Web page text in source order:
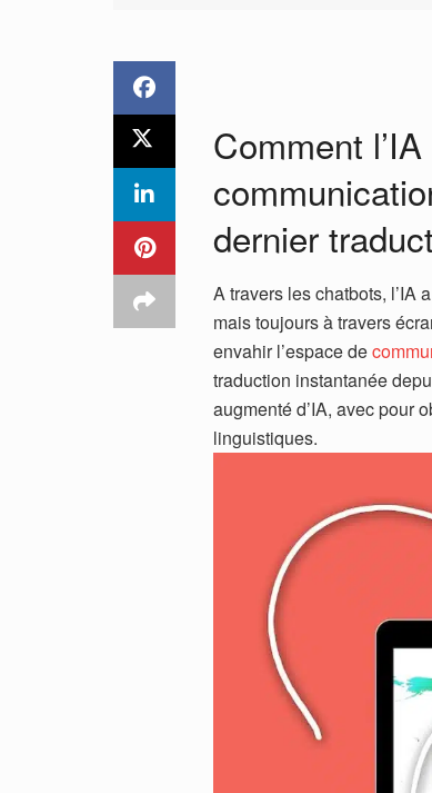
Comment
dernier
A travers les chatbots, l’IA
mais toujours à travers
envahir l’espace de
traduction instantanée
augmenté d’IA, avec pour
linguistiques.